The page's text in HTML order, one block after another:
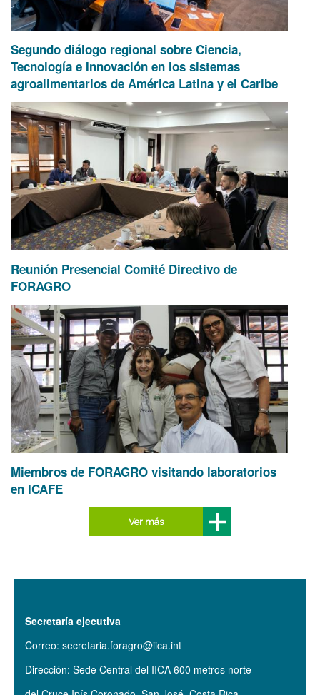
Segundo diálogo regional sobre Ciencia,
Tecnología e Innovación en los sistemas
agroalimentarios de América Latina y el Caribe
Reunión Presencial Comité Directivo de
FORAGRO
Miembros de FORAGRO visitando laboratorios
en ICAFE
Ver más
Secretaría ejecutiva
Correo: secretaria.foragro@iica.int
Dirección: Sede Central del IICA 600 metros norte